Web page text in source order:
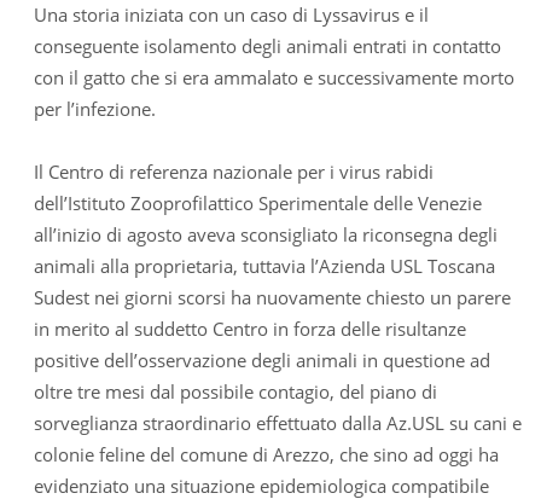
Una storia iniziata con un caso di Lyssavirus e il
conseguente isolamento degli animali entrati in contatto
con il gatto che si era ammalato e successivamente morto
per l’infezione.
Il Centro di referenza nazionale per i virus rabidi
dell’Istituto Zooprofilattico Sperimentale delle Venezie
all’inizio di agosto aveva sconsigliato la riconsegna degli
animali alla proprietaria, tuttavia l’Azienda USL Toscana
Sudest nei giorni scorsi ha nuovamente chiesto un parere
in merito al suddetto Centro in forza delle risultanze
positive dell’osservazione degli animali in questione ad
oltre tre mesi dal possibile contagio, del piano di
sorveglianza straordinario effettuato dalla Az.USL su cani e
colonie feline del comune di Arezzo, che sino ad oggi ha
evidenziato una situazione epidemiologica compatibile